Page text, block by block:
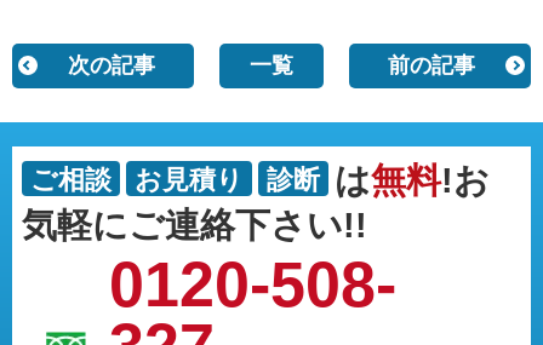
次の記事 一覧 前の記事
ご相談 お見積り 診断 は無料!お
気軽にご連絡下さい!!
0120-508-